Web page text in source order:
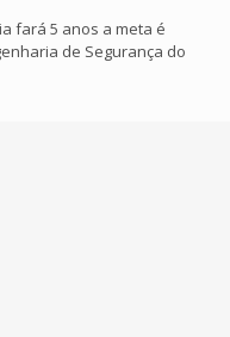
fará 5 anos a meta é
de Segurança do